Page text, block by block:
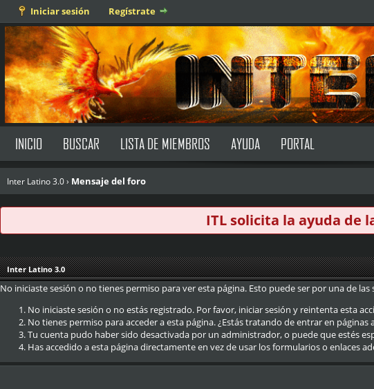
Iniciar sesión Regístrate
INICIO BUSCAR LISTA DE MIEMBROS AYUDA PORTAL
Inter Latino 3.0› Mensaje del foro
ITL solicita la ayuda de
Inter Latino 3.0
No iniciaste sesión o no tienes permiso para ver esta página. Esto puede ser por una de las
No iniciaste sesión o no estás registrado. Por favor, iniciar sesión y reintenta esta
No tienes permiso para acceder a esta página. ¿Estás tratando de entrar en
Tu cuenta pudo haber sido desactivada por un administrador, o puede que estés
Has accedido a esta página directamente en vez de usar los formularios o enlaces